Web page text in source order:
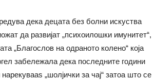
дека децата без болни искуства
да развијат „психоилошки имунитет“,
„Благослов на одраното колено“ која
забележала дека последните години
„шолјички за чај“ затоа што се